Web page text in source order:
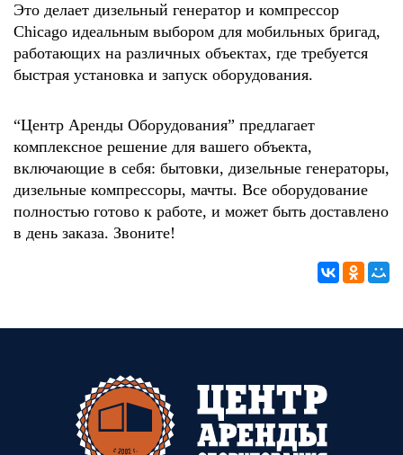
Это делает дизельный генератор и компрессор
Chicago идеальным выбором для мобильных бригад,
работающих на различных объектах, где требуется
быстрая установка и запуск оборудования.
“Центр Аренды Оборудования” предлагает
комплексное решение для вашего объекта,
включающие в себя: бытовки, дизельные генераторы,
дизельные компрессоры, мачты. Все оборудование
полностью готово к работе, и может быть доставлено
в день заказа. Звоните!